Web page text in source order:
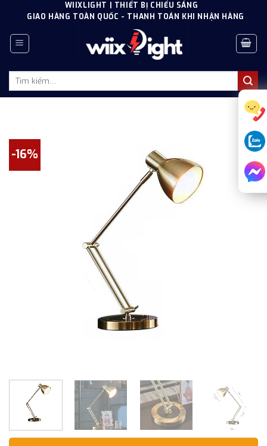
content
WIIXLIGHT | THIẾT BỊ CHIẾU SÁNG
GIAO HÀNG TOÀN QUỐC - THANH TOÁN KHI NHẬN HÀNG
Tìm
-16%